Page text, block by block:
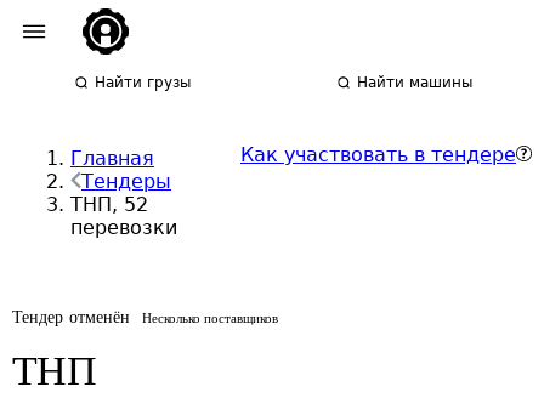
Найти грузы Найти машины
Главная
Тендеры
ТНП, 52
перевозки
Как участвовать в тендере
Тендер отменён Несколько поставщиков
ТНП